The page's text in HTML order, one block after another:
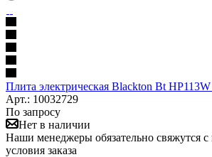
Плита электрическая Blackton Bt HP113W
Арт.: 10032729
По запросу
Нет в наличии
Наши менеджеры обязательно свяжутся с
условия заказа